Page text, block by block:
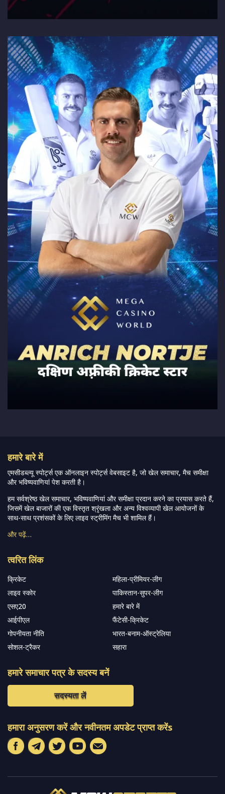
हमारे बारे में
एमसीडब्ल्यू स्पोर्ट्स एक ऑनलाइन स्पोर्ट्स वेबसाइट है, जो खेल समाचार, मैच समीक्षा
और भविष्यवाणियां पेश करती है।
हम सर्वश्रेष्ठ खेल समाचार, भविष्यवाणियां और समीक्षा प्रदान करने का प्रयास करते हैं,
जिसमें खेल बाजारों की एक विस्तृत श्रृंखला और अन्य विश्वव्यापी खेल आयोजनों के
साथ-साथ प्रशंसकों के लिए लाइव स्ट्रीमिंग मैच भी शामिल हैं।
और पढ़ें…
त्वरित लिंक
क्रिकेट
महिला-प्रीमियर-लीग
लाइव स्कोर
पाकिस्तान-सुपर-लीग
एसए20
हमारे बारे में
आईपीएल
फैंटेसी-क्रिकेट
गोपनीयता नीति
भारत-बनाम-ऑस्ट्रेलिया
सोशल-ट्रैकर
सहारा
हमारे समाचार पत्र के सदस्य बनें
सदस्यता लें
हमारा अनुसरण करें और नवीनतम अपडेट प्राप्त करेंs